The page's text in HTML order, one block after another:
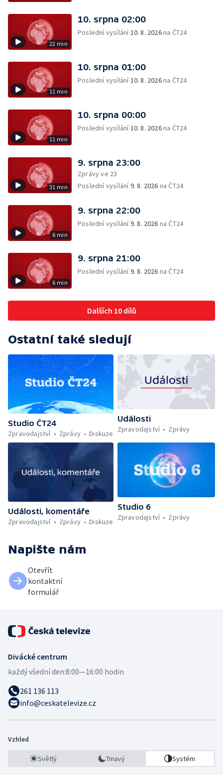
22 min
10. srpna 02:00
Poslední vysílání10. 8. 2026na ČT24
11 min
10. srpna 01:00
Poslední vysílání10. 8. 2026na ČT24
11 min
10. srpna 00:00
Poslední vysílání10. 8. 2026na ČT24
31 min
9. srpna 23:00
Zprávy ve 23
Poslední vysílání9. 8. 2026 na ČT24
6 min
9. srpna 22:00
Poslední vysílání9. 8. 2026 na ČT24
6 min
9. srpna 21:00
Poslední vysílání9. 8. 2026 na ČT24
Dalších 10 dílů
Ostatní také sledují
Studio ČT24
Zpravodajství
Zprávy Diskuze
Události
Zpravodajství
Zprávy
Události, komentáře
Zpravodajství
Zprávy Diskuze
Studio 6
Zpravodajství
Zprávy
Napište nám
Otevřít
kontaktní
formulář
Divácké centrum
každý všední den:8:00—16:00 hodin
261 136 113
info@ceskatelevize.cz
Vzhled
Světlý Tmavý Systém